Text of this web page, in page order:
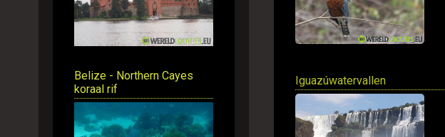
Belize - Northern Cayes
koraal rif
Iguazúwatervallen